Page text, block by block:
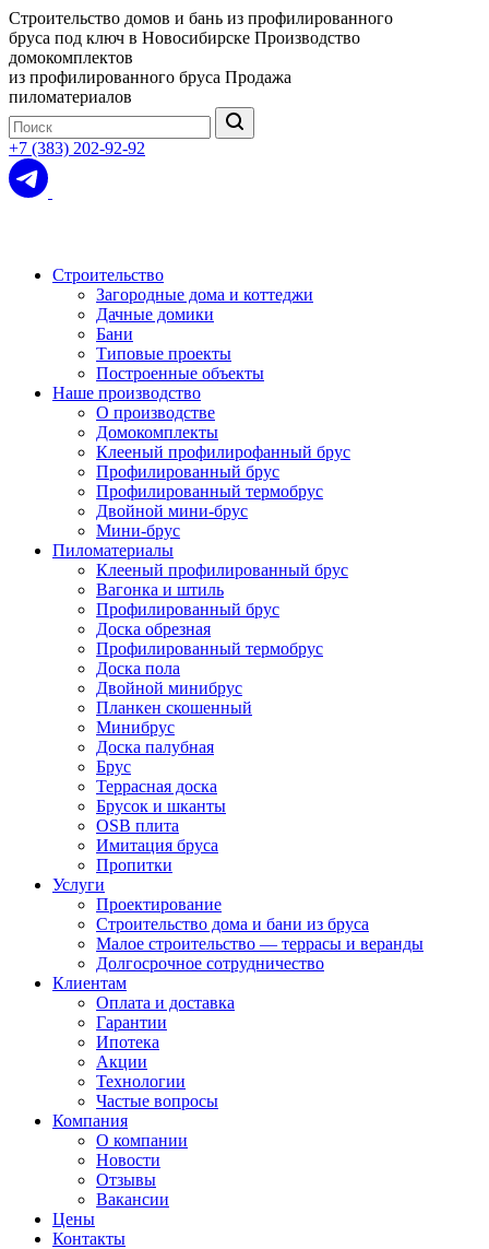
Строительство домов и бань из профилированного
бруса под ключ в Новосибирске Производство
домокомплектов
из профилированного бруса Продажа
пиломатериалов
+7 (383) 202-92-92
Строительство
Загородные дома и коттеджи
Дачные домики
Бани
Типовые проекты
Построенные объекты
Наше производство
О производстве
Домокомплекты
Клееный профилирофанный брус
Профилированный брус
Профилированный термобрус
Двойной мини-брус
Мини-брус
Пиломатериалы
Клееный профилированный брус
Вагонка и штиль
Профилированный брус
Доска обрезная
Профилированный термобрус
Доска пола
Двойной минибрус
Планкен скошенный
Минибрус
Доска палубная
Брус
Террасная доска
Брусок и шканты
OSB плита
Имитация бруса
Пропитки
Услуги
Проектирование
Строительство дома и бани из бруса
Малое строительство — террасы и веранды
Долгосрочное сотрудничество
Клиентам
Оплата и доставка
Гарантии
Ипотека
Акции
Технологии
Частые вопросы
Компания
О компании
Новости
Отзывы
Вакансии
Цены
Контакты